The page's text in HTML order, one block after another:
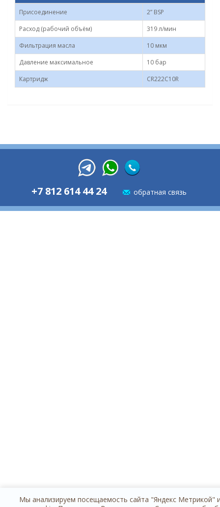
Присоединение
2” BSP
Расход (рабочий объём)
319 л/мин
Фильтрация масла
10 мкм
Давление максимальное
10 бар
Картридж
CR222С10R
+7 812 614 44 24 обратная связь
Мы анализируем посещаемость сайта "Яндекс Метрикой"